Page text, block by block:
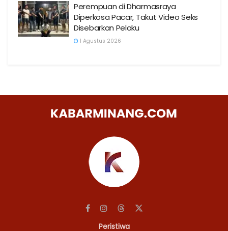
Perempuan di Dharmasraya
Diperkosa Pacar, Takut Video Seks
Disebarkan Pelaku
1 Agustus 2026
Peristiwa